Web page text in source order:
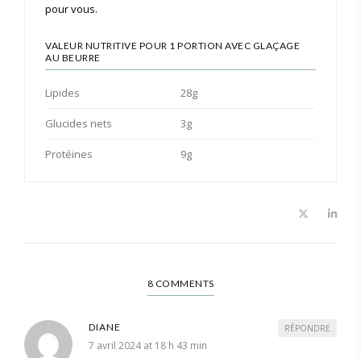
pour vous.
VALEUR NUTRITIVE POUR 1 PORTION AVEC GLAÇAGE
AU BEURRE
Lipides 28g
Glucides nets 3g
Protéines 9g
8 COMMENTS
DIANE
7 avril 2024 at 18 h 43 min
RÉPONDRE